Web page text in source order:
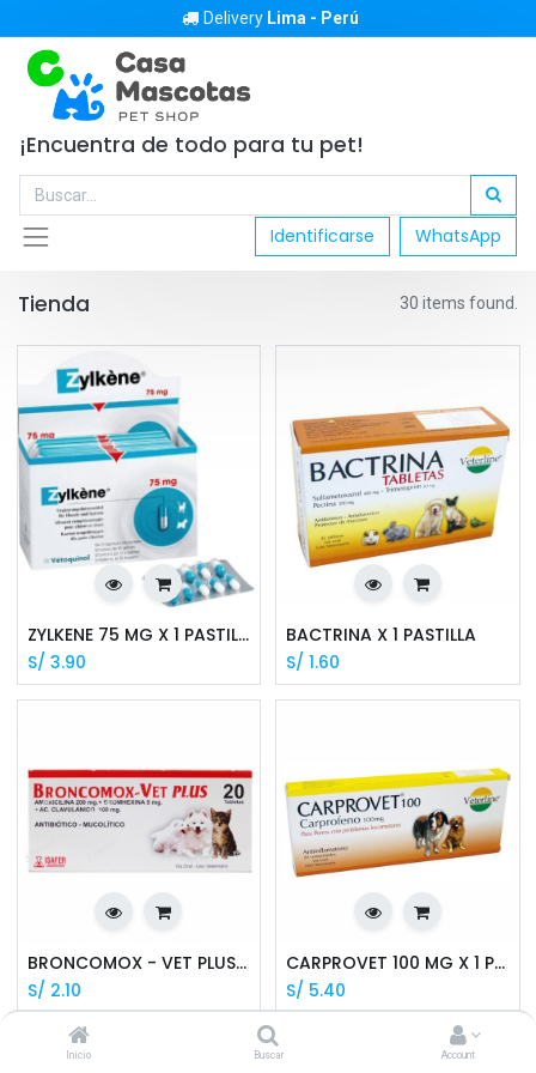
Inicio Buscar Account
Delivery Lima - Perú
¡Encuentra de todo para tu pet!
Identificarse WhatsApp
Tienda 30 items found.
ZYLKENE 75 MG X 1 PASTILLA
S/ 3.90
BACTRINA X 1 PASTILLA
S/ 1.60
BRONCOMOX - VET PLUS X 1 PASTILLA
S/ 2.10
CARPROVET 100 MG X 1 PASTILLA
S/ 5.40